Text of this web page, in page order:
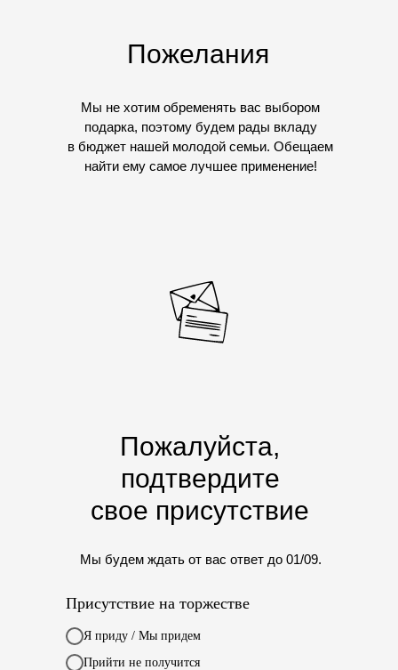
Пожелания
Мы не хотим обременять вас выбором
подарка, поэтому будем рады вкладу
в бюджет нашей молодой семьи. Обещаем
найти ему самое лучшее применение!
Пожалуйста,
подтвердите
свое присутствие
Мы будем ждать от вас ответ до 01/09.
Присутствие на торжестве
Я приду / Мы придем
Прийти не получится